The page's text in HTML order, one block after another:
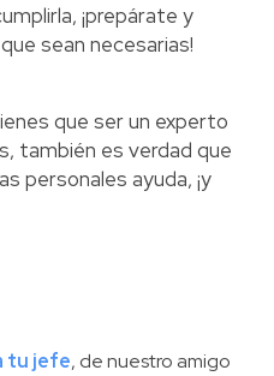
¡prepárate y
sean necesarias!
que ser un experto
también es verdad que
personales ayuda, ¡y
tu jefe, de nuestro amigo